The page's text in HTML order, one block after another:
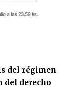
del régimen
del derecho